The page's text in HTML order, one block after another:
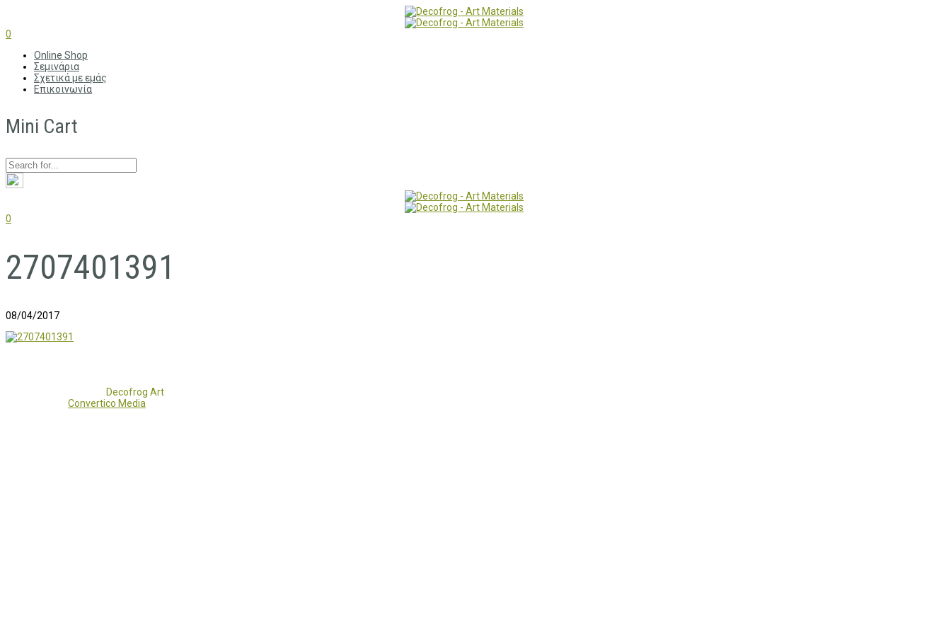
0
Online Shop
Σεμινάρια
Σχετικά με εμάς
Επικοινωνία
Mini Cart
0
2707401391
08/04/2017
Decofrog Art
Convertico Media